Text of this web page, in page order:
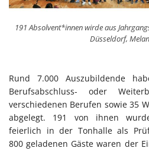
191 Absolvent*innen wirde aus
Düsseldorf,
Rund 7.000 Auszubildende
Berufsabschluss- oder
verschiedenen Berufen sowie 35
abgelegt. 191 von ihnen
feierlich in der Tonhalle als
800 geladenen Gäste waren der